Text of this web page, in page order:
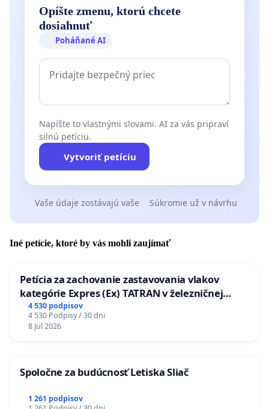
Opíšte zmenu, ktorú chcete
dosiahnuť
Poháňané AI
Napíšte to vlastnými slovami. AI za vás pripraví
silnú petíciu.
Vytvoriť petíciu
Vaše údaje zostávajú vaše Súkromie už v návrhu
Iné petície, ktoré by vás mohli zaujímať
Petícia za zachovanie zastavovania vlakov
kategórie Expres (Ex) TATRAN v železničnej
stanici Púchov
4 530 podpisov
4 530 Podpisy / 30 dni
8 Jul 2026
Spoločne za budúcnosť Letiska Sliač
1 261 podpisov